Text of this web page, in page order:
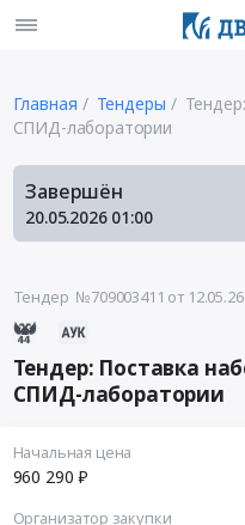
Главная Тендеры
СПИД-лаборатории
Завершён
20.05.2026 01:00
Тендер №709003411 от 12.05.26
Тендер: Поставка
СПИД-лаборатории
Начальная цена
960 290 ₽
Организатор закупки